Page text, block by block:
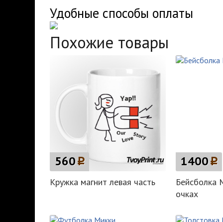
Удобные способы оплаты
Похожие товары
560p
Кружка магнит левая часть
1400p
Бейсболка
очках